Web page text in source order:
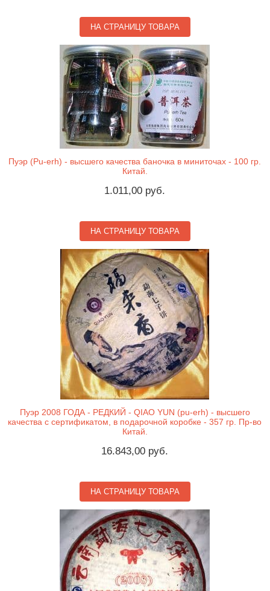
НА СТРАНИЦУ ТОВАРА
Пуэр (Pu-erh) - высшего качества баночка в миниточах - 100 гр.
Китай.
1.011,00 руб.
НА СТРАНИЦУ ТОВАРА
Пуэр 2008 ГОДА - РЕДКИЙ - QIAO YUN (pu-erh) - высшего
качества с сертификатом, в подарочной коробке - 357 гр. Пр-во
Китай.
16.843,00 руб.
НА СТРАНИЦУ ТОВАРА